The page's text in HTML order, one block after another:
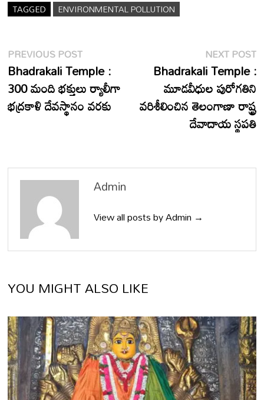
TAGGED ENVIRONMENTAL POLLUTION
Post
navigation
PREVIOUS POSTPrevious
post:
Bhadrakali Temple :
300 మంది భక్తులు ర్యాలీగా
భద్రకాళి దేవస్థానం వరకు
NEXT POST
Bhadrakali Temple :
మూడవీధుల పురోగతిని
వరిశీలించిన తెలంగాణా రాష్ట్ర
దేవాదాయ స్థపతి
Admin
View all posts by Admin →
YOU MIGHT ALSO LIKE